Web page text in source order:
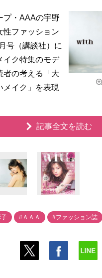
・AAAの宇野
性ファッション
号（講談社）に
イク特集のモデ
者の考える「大
メイク」を表現
記事全文を読む
#ＡＡＡ #ファッション誌